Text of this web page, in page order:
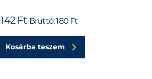
142 Ft Bruttó:180 Ft
Kosárba teszem